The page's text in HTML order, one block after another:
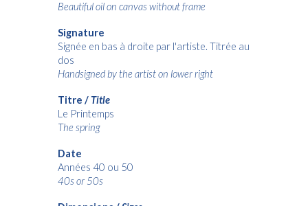
Beautiful oil on canvaswithout frame
Signature
Signée en bas à droite par l'artiste. Titrée au
dos
Handsigned by the artist on lower right
Titre / Title
Le Printemps
The spring
Date
Années 40 ou 50
40s or 50s